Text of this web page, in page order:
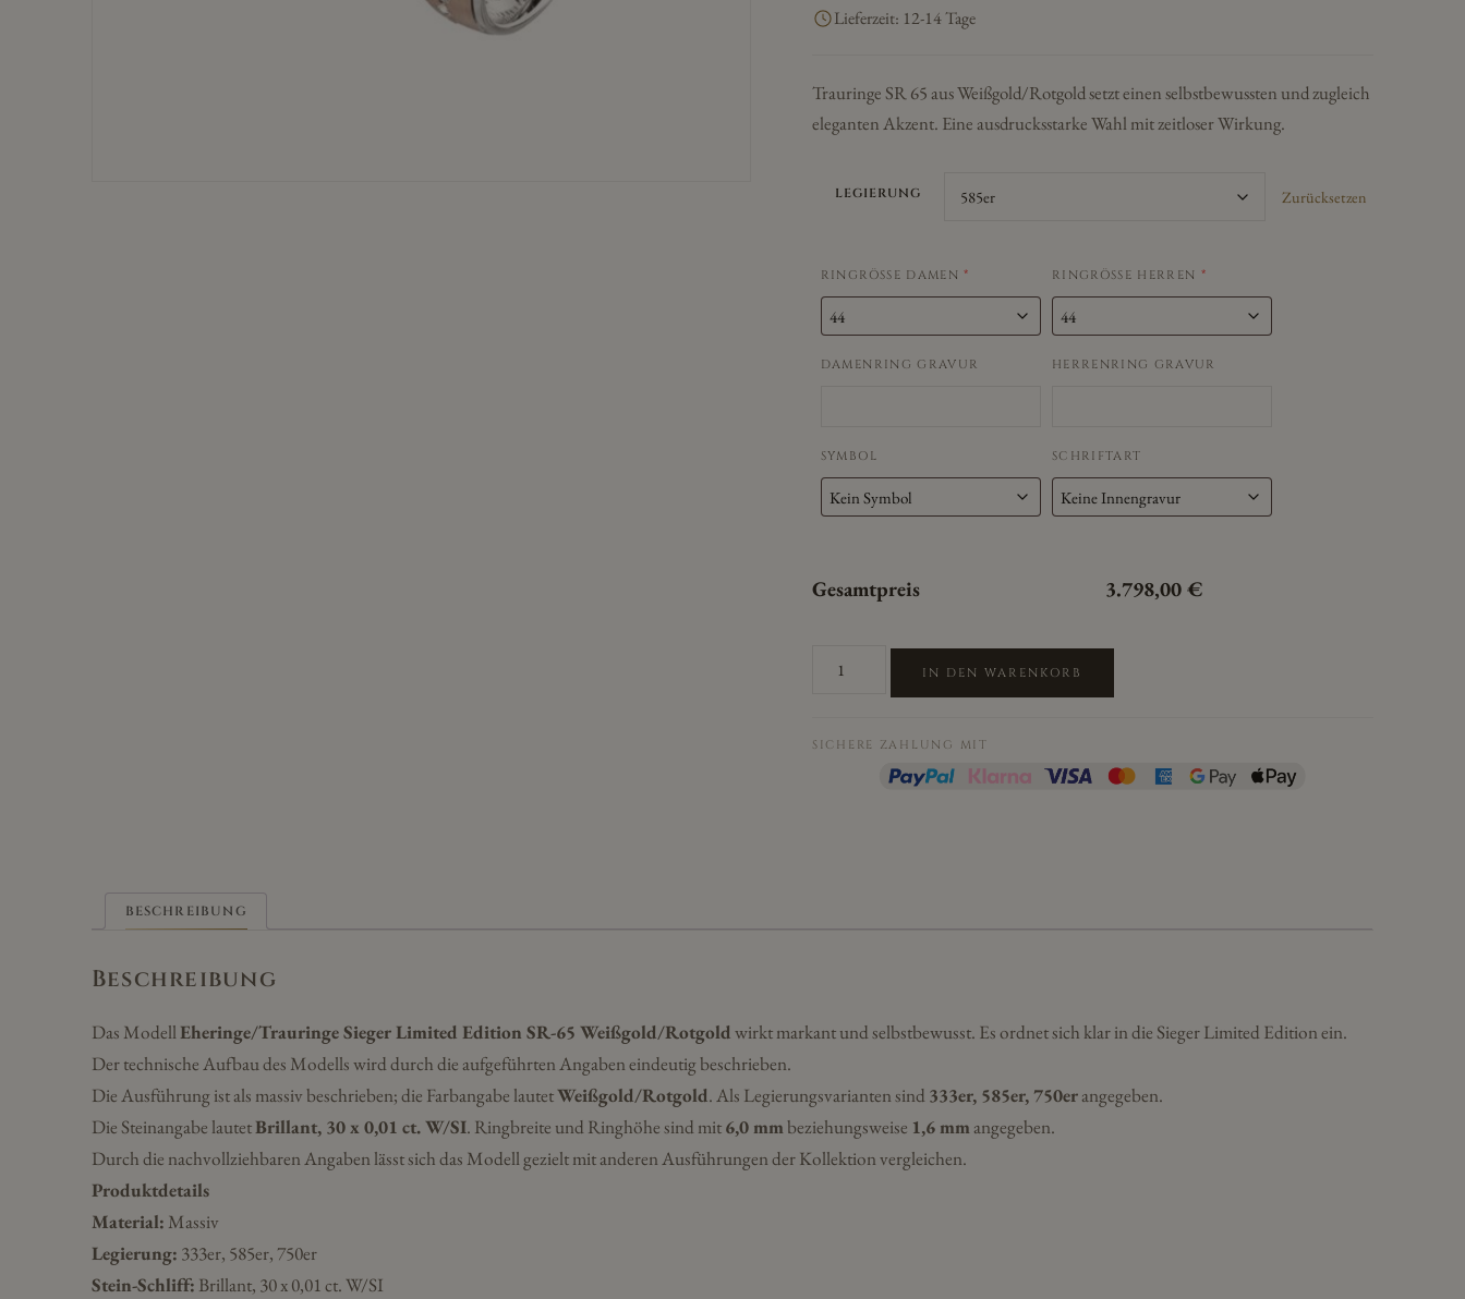
Lieferzeit: 12-14 Tage
Trauringe SR 65 aus Weißgold/Rotgold setzt einen selbstbewussten und zugleich
eleganten Akzent. Eine ausdrucksstarke Wahl mit zeitloser Wirkung.
LEGIERUNG Zurücksetzen
RINGRÖSSE DAMEN * RINGRÖSSE HERREN *
DAMENRING GRAVUR HERRENRING GRAVUR
SYMBOL SCHRIFTART
Gesamtpreis 3.798,00€
Sieger
SR-
IN DEN WARENKORB
SICHERE ZAHLUNG MIT
BESCHREIBUNG
Beschreibung
Das ModellEheringe/Trauringe Sieger Limited Edition SR-65 Weißgold/Rotgoldwirkt markant und selbstbewusst. Es ordnet sich klar in die Sieger Limited Edition ein.
Der technische Aufbau des Modells wird durch die aufgeführten Angaben eindeutig beschrieben.
Die Ausführung ist als massiv beschrieben; die Farbangabe lautetWeißgold/Rotgold. Als Legierungsvarianten sind333er, 585er, 750erangegeben.
Die Steinangabe lautetBrillant, 30 x 0,01 ct. W/SI. Ringbreite und Ringhöhe sind mit6,0 mmbeziehungsweise 1,6 mmangegeben.
Durch die nachvollziehbaren Angaben lässt sich das Modell gezielt mit anderen Ausführungen der Kollektion vergleichen.
Produktdetails
Material: Massiv
Legierung: 333er, 585er, 750er
Stein-Schliff: Brillant, 30 x 0,01 ct. W/SI